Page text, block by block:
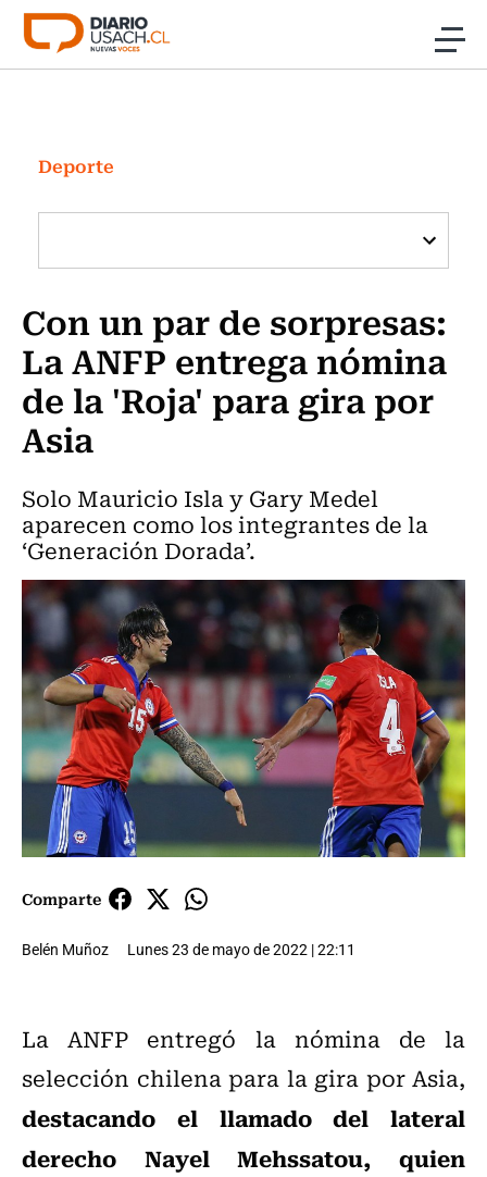
Click acá para ir directamente al contenido
Investigación
Cultura
Programas Radio y TV Usach
Deporte
Con un par de sorpresas:
La ANFP entrega nómina
de la 'Roja' para gira por
Asia
Solo Mauricio Isla y Gary Medel
aparecen como los integrantes de la
‘Generación Dorada’.
Comparte
Belén Muñoz Lunes 23 de mayo de 2022 | 22:11
La ANFP entregó la nómina de la
selección chilena para la gira por Asia,
destacando el llamado del lateral
derecho Nayel Mehssatou, quien